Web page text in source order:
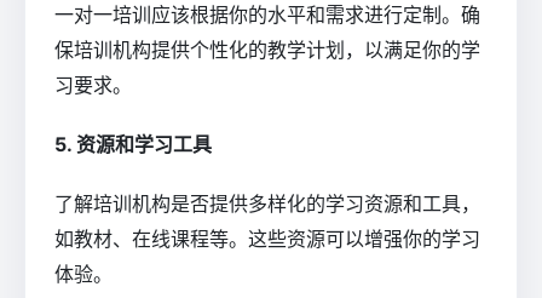
一对一培训应该根据你的水平和需求进行定制。确
保培训机构提供个性化的教学计划，以满足你的学
习要求。
5. 资源和学习工具
了解培训机构是否提供多样化的学习资源和工具，
如教材、在线课程等。这些资源可以增强你的学习
体验。